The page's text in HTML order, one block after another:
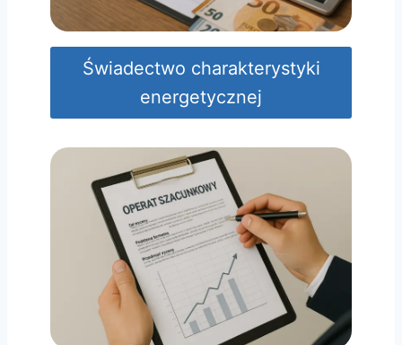
Świadectwo charakterystyki
energetycznej